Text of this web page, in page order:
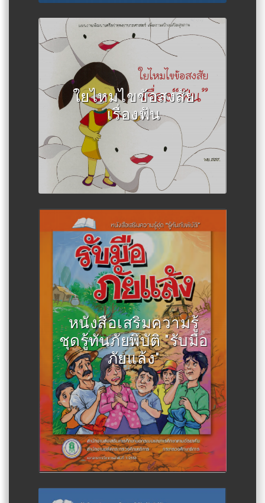
ใยไหมไขข้อสงสัย
เรื่องฟัน
Author :จิรวรรณ แท่นวัฒนกุล
หนังสือเสริมความรู้
ชุดรู้ทันภัยพิบัติ "รับมือ
ภัยแล้ง"
Author :สำนักงานส่งเสริมการ
ศึกษานอกระบบและการศึกษาตาม
อัธยาศัย